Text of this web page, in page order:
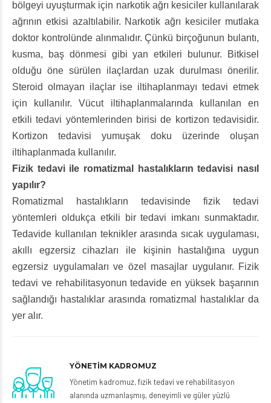
bölgeyi uyuşturmak için narkotik ağrı kesiciler kullanılarak
ağrının etkisi azaltılabilir. Narkotik ağrı kesiciler mutlaka
doktor kontrolünde alınmalıdır. Çünkü birçoğunun bulantı,
kusma, baş dönmesi gibi yan etkileri bulunur. Bitkisel
olduğu öne sürülen ilaçlardan uzak durulması önerilir.
Steroid olmayan ilaçlar ise iltihaplanmayı tedavi etmek
için kullanılır. Vücut iltihaplanmalarında kullanılan en
etkili tedavi yöntemlerinden birisi de kortizon tedavisidir.
Kortizon tedavisi yumuşak doku üzerinde oluşan
iltihaplanmada kullanılır.
Fizik tedavi ile romatizmal hastalıkların tedavisi nasıl
yapılır?
Romatizmal hastalıkların tedavisinde fizik tedavi
yöntemleri oldukça etkili bir tedavi imkanı sunmaktadır.
Tedavide kullanılan teknikler arasında sıcak uygulaması,
akıllı egzersiz cihazları ile kişinin hastalığına uygun
egzersiz uygulamaları ve özel masajlar uygulanır. Fizik
tedavi ve rehabilitasyonun tedavide en yüksek başarının
sağlandığı hastalıklar arasında romatizmal hastalıklar da
yer alır.
YÖNETİM KADROMUZ
Yönetim kadromuz, fizik tedavi ve rehabilitasyon
alanında uzmanlaşmış, deneyimli ve güler yüzlü